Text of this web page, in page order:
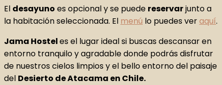
El desayuno es opcional y se puede reservarjunto a
la habitación seleccionada. El menú lo puedes veraquí.
Jama Hosteles el lugar ideal si buscas descansar en
entorno tranquilo y agradable donde podrás disfrutar
de nuestros cielos limpios y el bello entorno del paisaje
del Desierto de Atacama en Chile.